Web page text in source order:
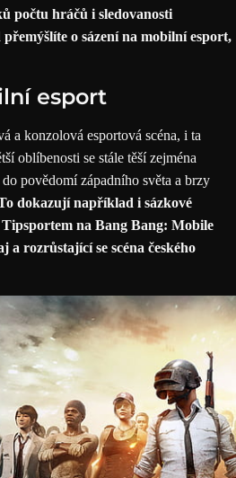
počtu hráčů i sledovanosti
přemýšlíte o sázení na mobilní esport,
esport
a konzolová esportová scéna, i ta
oblíbenosti se stále těší zejména
povědomí západního světa a brzy
dokazují například i sázkové
na Bang Bang: Mobile
a rozrůstající se scéna českého